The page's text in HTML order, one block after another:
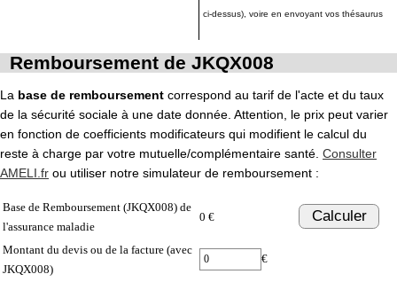
ci-dessus), voire en envoyant vos thésaurus
Remboursement de JKQX008
La base de remboursement correspond au tarif de l'acte et du taux
de la sécurité sociale à une date donnée. Attention, le prix peut varier
en fonction de coefficients modificateurs qui modifient le calcul du
reste à charge par votre mutuelle/complémentaire santé. Consulter
AMELI.fr ou utiliser notre simulateur de remboursement :
Base de Remboursement (JKQX008) de
l'assurance maladie
0 € Calculer
Montant du devis ou de la facture (avec
JKQX008)
€